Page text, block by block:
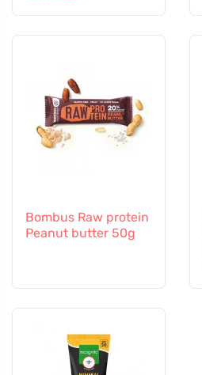
Bombus Raw protein
Peanut butter 50g